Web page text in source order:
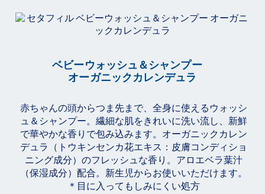
ベビーウォッシュ＆シャンプー
オーガニックカレンデュラ
赤ちゃんの頭からつま先まで、全身に使えるウォッシ
ュ＆シャンプー。繊細な肌をきれいに洗い流し、新鮮
で華やかな香りで包み込みます。オーガニックカレン
デュラ（トウキンセンカ花エキス：皮膚コンディショ
ニング成分）のフレッシュな香り。アロエベラ葉汁
（保湿成分）配合。新生児からお使いいただけます。
＊目に入ってもしみにくい処方